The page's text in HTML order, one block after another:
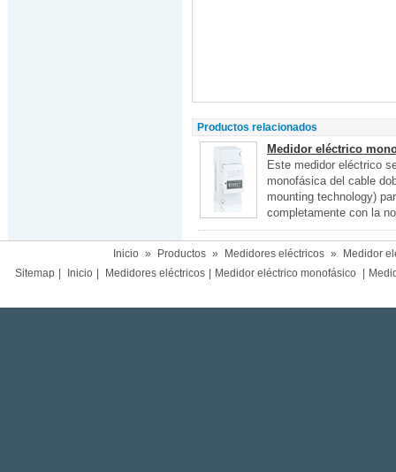
Productos relacionados
Medidor eléctrico
Este medidor eléctrico
monofásica del cable
mounting technology)
completamente con la
Inicio » Productos » Medidores eléctricos »
Medidor
Sitemap
Inicio Medidores eléctricos Medidor eléctrico monofásico